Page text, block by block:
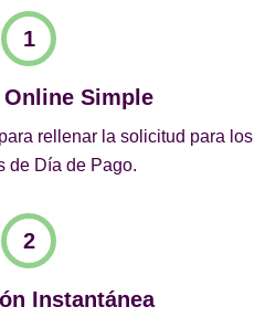
Simple
rellenar la solicitud para los
de Día de Pago.
Instantánea